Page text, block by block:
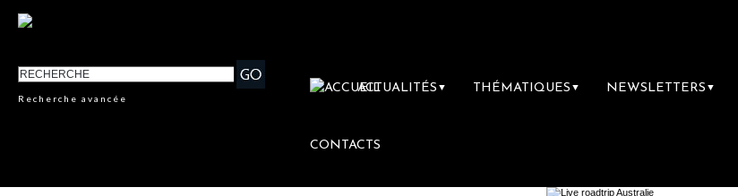
Recherche avancée
ACTUALITÉS ▼ THÉMATIQUES ▼ NEWSLETTERS ▼
CONTACTS